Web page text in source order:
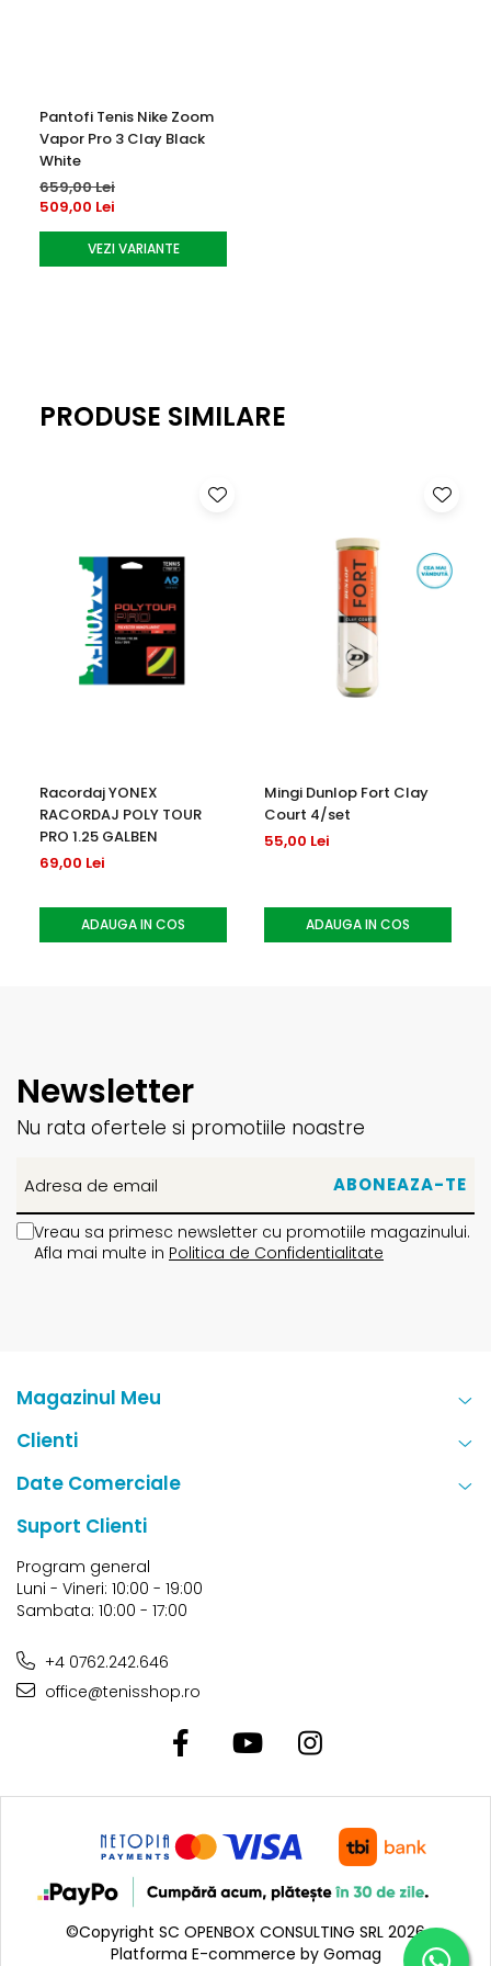
Pantofi Tenis Nike Zoom
Vapor Pro 3 Clay Black
White
659,00 Lei
509,00 Lei
VEZI VARIANTE
PRODUSE SIMILARE
Racordaj YONEX
RACORDAJ POLY TOUR
PRO 1.25 GALBEN
69,00 Lei
ADAUGA IN COS
Mingi Dunlop Fort Clay
Court 4/set
55,00 Lei
ADAUGA IN COS
Newsletter
Nu rata ofertele si promotiile noastre
Vreau sa primesc newsletter cu promotiile magazinului.
Afla mai multe in Politica de Confidentialitate
Magazinul Meu
Clienti
Date Comerciale
Suport Clienti
Program general
Luni - Vineri: 10:00 - 19:00
Sambata: 10:00 - 17:00
+4 0762.242.646
office@tenisshop.ro
©Copyright SC OPENBOX CONSULTING SRL 2026
Platforma E-commerce by Gomag